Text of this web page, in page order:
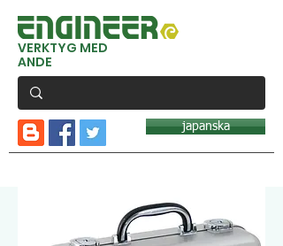
VERKTYG MED
ANDE
japanska